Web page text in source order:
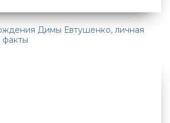
Димы Евтушенко, личная